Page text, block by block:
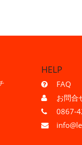
HELP
FAQ
お問合
0867-